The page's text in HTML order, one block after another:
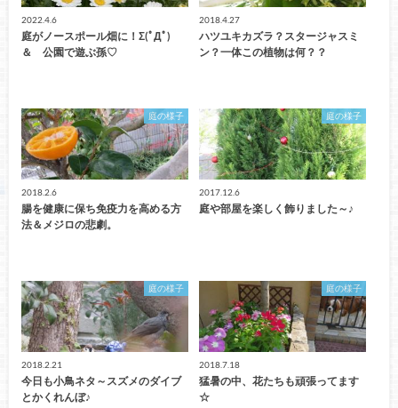
2022.4.6
庭がノースポール畑に！Σ(ﾟДﾟ)
＆ 公園で遊ぶ孫♡
2018.4.27
ハツユキカズラ？スタージャスミ
ン？一体この植物は何？？
庭の様子
2018.2.6
腸を健康に保ち免疫力を高める方
法＆メジロの悲劇。
庭の様子
2017.12.6
庭や部屋を楽しく飾りました～♪
庭の様子
2018.2.21
今日も小鳥ネタ～スズメのダイブ
とかくれんぼ♪
庭の様子
2018.7.18
猛暑の中、花たちも頑張ってます
☆